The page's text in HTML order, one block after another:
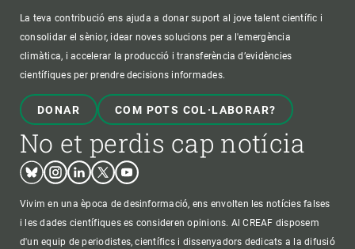
La teva contribució ens ajuda a donar suport al jove talent científic i
consolidar el sènior, idear noves solucions per a l'emergència
climàtica, i accelerar la producció i transferència d’evidències
científiques per prendre decisions informades.
DONAR COM POTS COL·LABORAR?
No et perdis cap notícia
BlueskyInstagram
LinkedinTwitterYoutube
Vivim en una època de desinformació, ens envolten les notícies falses
i les dades científiques es consideren opinions. Al CREAF disposem
d'un equip de periodistes, científics i dissenyadors dedicats a la difusió